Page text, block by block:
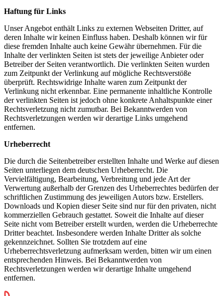
Haftung für Links
Unser Angebot enthält Links zu externen Webseiten Dritter, auf
deren Inhalte wir keinen Einfluss haben. Deshalb können wir für
diese fremden Inhalte auch keine Gewähr übernehmen. Für die
Inhalte der verlinkten Seiten ist stets der jeweilige Anbieter oder
Betreiber der Seiten verantwortlich. Die verlinkten Seiten wurden
zum Zeitpunkt der Verlinkung auf mögliche Rechtsverstöße
überprüft. Rechtswidrige Inhalte waren zum Zeitpunkt der
Verlinkung nicht erkennbar. Eine permanente inhaltliche Kontrolle
der verlinkten Seiten ist jedoch ohne konkrete Anhaltspunkte einer
Rechtsverletzung nicht zumutbar. Bei Bekanntwerden von
Rechtsverletzungen werden wir derartige Links umgehend
entfernen.
Urheberrecht
Die durch die Seitenbetreiber erstellten Inhalte und Werke auf diesen
Seiten unterliegen dem deutschen Urheberrecht. Die
Vervielfältigung, Bearbeitung, Verbreitung und jede Art der
Verwertung außerhalb der Grenzen des Urheberrechtes bedürfen der
schriftlichen Zustimmung des jeweiligen Autors bzw. Erstellers.
Downloads und Kopien dieser Seite sind nur für den privaten, nicht
kommerziellen Gebrauch gestattet. Soweit die Inhalte auf dieser
Seite nicht vom Betreiber erstellt wurden, werden die Urheberrechte
Dritter beachtet. Insbesondere werden Inhalte Dritter als solche
gekennzeichnet. Sollten Sie trotzdem auf eine
Urheberrechtsverletzung aufmerksam werden, bitten wir um einen
entsprechenden Hinweis. Bei Bekanntwerden von
Rechtsverletzungen werden wir derartige Inhalte umgehend
entfernen.